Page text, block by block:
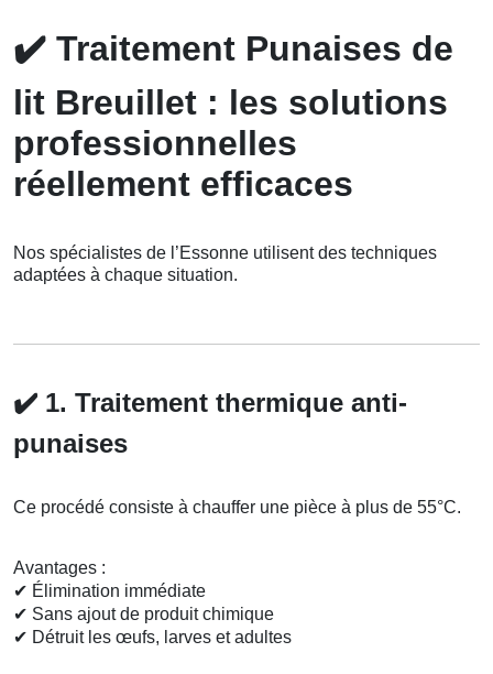
✔️ Traitement Punaises de
lit Breuillet : les solutions
professionnelles
réellement efficaces
Nos spécialistes de l’Essonne utilisent des techniques
adaptées à chaque situation.
✔️ 1. Traitement thermique anti-
punaises
Ce procédé consiste à chauffer une pièce à plus de 55°C.
Avantages :
✔ Élimination immédiate
✔ Sans ajout de produit chimique
✔ Détruit les œufs, larves et adultes